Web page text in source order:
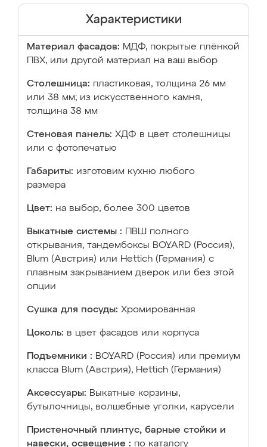
Характеристики
Материал фасадов: МДФ, покрытые плёнкой
ПВХ, или другой материал на ваш выбор
Столешница: пластиковая, толщина 26 мм
или 38 мм; из искусственного камня,
толщина 38 мм
Стеновая панель: ХДФ в цвет столешницы
или с фотопечатью
Габариты: изготовим кухню любого
размера
Цвет: на выбор, более 300 цветов
Выкатные системы :
ПВШ полного
открывания, тандембоксы BOYARD (Россия),
Blum (Австрия) или Hettich (Германия) с
плавным закрыванием дверок или без этой
опции
Сушка для посуды: Хромированная
Цоколь: в цвет фасадов или корпуса
Подъемники : BOYARD (Россия) или премиум
класса Blum (Австрия), Hettich (Германия)
Аксессуары: Выкатные корзины,
бутылочницы, волшебные уголки, карусели
Пристеночный плинтус, барные стойки и
навески, освещение : по каталогу